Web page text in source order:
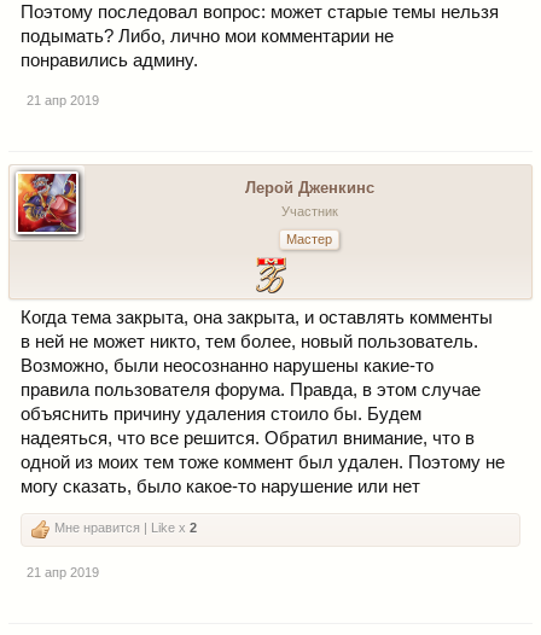
Поэтому последовал вопрос: может старые темы нельзя
подымать? Либо, лично мои комментарии не
понравились админу.
21 апр 2019
Лерой Дженкинс
Участник
Мастер
Когда тема закрыта, она закрыта, и оставлять комменты
в ней не может никто, тем более, новый пользователь.
Возможно, были неосознанно нарушены какие-то
правила пользователя форума. Правда, в этом случае
объяснить причину удаления стоило бы. Будем
надеяться, что все решится. Обратил внимание, что в
одной из моих тем тоже коммент был удален. Поэтому не
могу сказать, было какое-то нарушение или нет
Мне нравится | Like x 2
21 апр 2019